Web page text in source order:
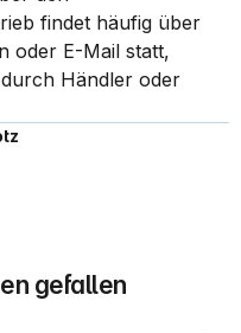
findet häufig über
oder E-Mail statt,
Händler oder
gefallen